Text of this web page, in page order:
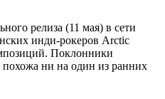
релиза (11 мая) в сети
инди-рокеров Arctic
Поклонники
похожа ни на один из ранних